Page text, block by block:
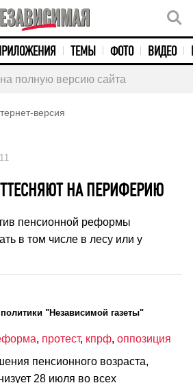
ПРИЛОЖЕНИЯ ТЕМЫ ФОТО ВИДЕО
полную версию сайта
версия
11
НА ПЕРИФЕРИЮ
пенсионной реформы
в том числе в лесу или у
"Независимой газеты"
, протест, кпрф, оппозиция
пенсионного возраста,
28 июля во всех